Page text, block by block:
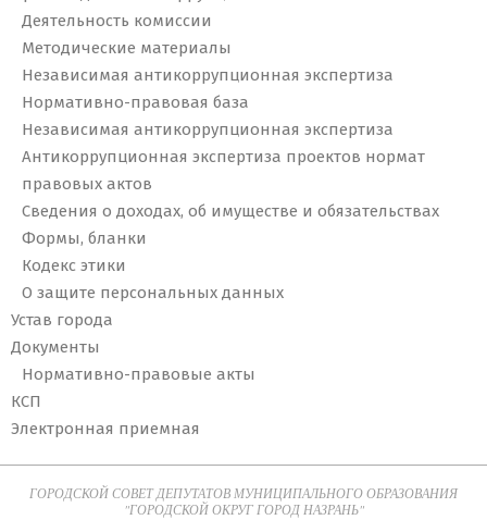
Деятельность комиссии
Методические материалы
Независимая антикоррупционная экспертиза
Нормативно-правовая база
Независимая антикоррупционная экспертиза
Антикоррупционная экспертиза проектов нормат
правовых актов
Сведения о доходах, об имуществе и обязательствах
Формы, бланки
Кодекс этики
О защите персональных данных
Устав города
Документы
Нормативно-правовые акты
КСП
Электронная приемная
ГОРОДСКОЙ СОВЕТ ДЕПУТАТОВ МУНИЦИПАЛЬНОГО ОБРАЗОВАНИЯ
"ГОРОДСКОЙ ОКРУГ ГОРОД НАЗРАНЬ"